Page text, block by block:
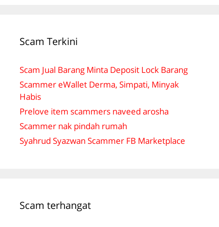
Scam Terkini
Scam Jual Barang Minta Deposit Lock Barang
Scammer eWallet Derma, Simpati, Minyak
Habis
Prelove item scammers naveed arosha
Scammer nak pindah rumah
Syahrud Syazwan Scammer FB Marketplace
Scam terhangat